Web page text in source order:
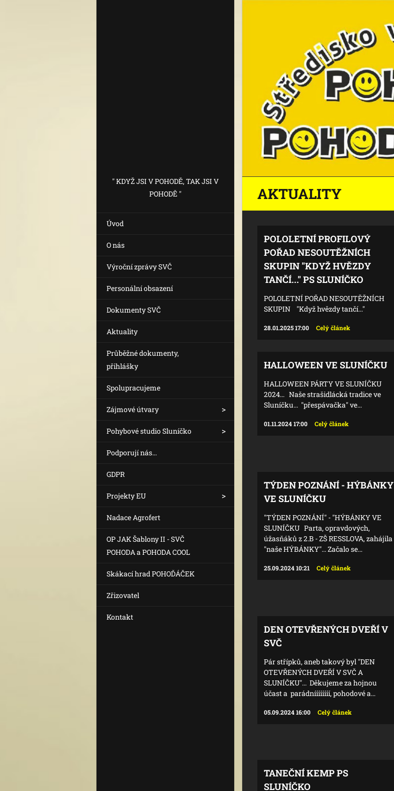
" KDYŽ JSI V POHODĚ, TAK JSI V
POHODĚ "
Úvod
O nás
Výroční zprávy SVČ
Personální obsazení
Dokumenty SVČ
Aktuality
Průběžné dokumenty,
přihlášky
Spolupracujeme
Zájmové útvary
Pohybové studio Sluníčko
Podporují nás...
GDPR
Projekty EU
Nadace Agrofert
OP JAK Šablony II - SVČ
POHODA a POHODA COOL
Skákací hrad POHOĎÁČEK
Zřizovatel
Kontakt
AKTUALITY
POLOLETNÍ PROFILOVÝ
POŘAD NESOUTĚŽNÍCH
SKUPIN "KDYŽ HVĚZDY
TANČÍ..." PS SLUNÍČKO
POLOLETNÍ POŘAD NESOUTĚŽNÍCH
SKUPIN "Když hvězdy tančí..."
28.01.2025 17:00 Celý článek
HALLOWEEN VE SLUNÍČKU
HALLOWEEN PÁRTY VE SLUNÍČKU
2024... Naše strašidlácká tradice ve
Sluníčku... "přespávačka" ve...
01.11.2024 17:00 Celý článek
TÝDEN POZNÁNÍ - HÝBÁNKY
VE SLUNÍČKU
"TÝDEN POZNÁNÍ" - "HÝBÁNKY VE
SLUNÍČKU Parta, opravdových,
úžasňáků z 2.B - ZŠ RESSLOVA, zahájila
"naše HÝBÁNKY"... Začalo se...
25.09.2024 10:21 Celý článek
DEN OTEVŘENÝCH DVEŘÍ V
SVČ
Pár střípků, aneb takový byl "DEN
OTEVŘENÝCH DVEŘÍ V SVČ A
SLUNÍČKU"... Děkujeme za hojnou
účast a parádníííííííí, pohodové a...
05.09.2024 16:00 Celý článek
TANEČNÍ KEMP PS
SLUNÍČKO